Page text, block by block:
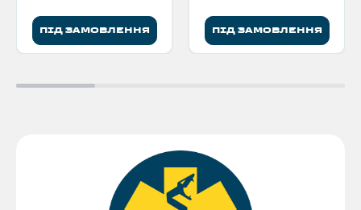
ПІД ЗАМОВЛЕННЯ ПІД ЗАМОВЛЕННЯ